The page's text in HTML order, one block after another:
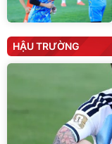
HẬU TRƯỜNG